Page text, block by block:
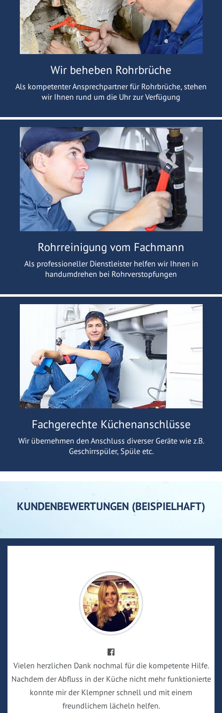
Wir beheben Rohrbrüche
Als kompetenter Ansprechpartner für Rohrbrüche, stehen
wir Ihnen rund um die Uhr zur Verfügung
Rohrreinigung vom Fachmann
Als professioneller Dienstleister helfen wir Ihnen in
handumdrehen bei Rohrverstopfungen
Fachgerechte Küchenanschlüsse
Wir übernehmen den Anschluss diverser Geräte wie z.B.
Geschirrspüler, Spüle etc.
KUNDENBEWERTUNGEN (BEISPIELHAFT)
Vielen herzlichen Dank nochmal für die kompetente Hilfe.
Nachdem der Abfluss in der Küche nicht mehr funktionierte
konnte mir der Klempner schnell und mit einem
freundlichem lächeln helfen.